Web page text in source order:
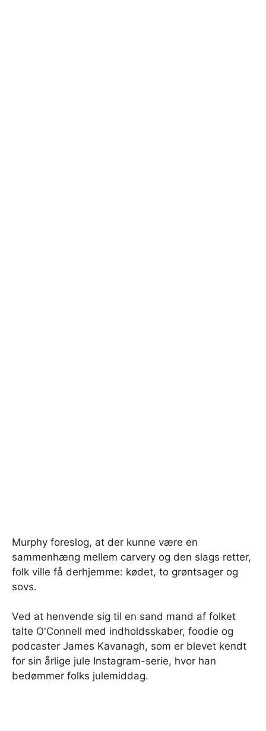
Murphy foreslog, at der kunne være en
sammenhæng mellem carvery og den slags retter,
folk ville få derhjemme: kødet, to grøntsager og
sovs.
Ved at henvende sig til en sand mand af folket
talte O'Connell med indholdsskaber, foodie og
podcaster James Kavanagh, som er blevet kendt
for sin årlige jule Instagram-serie, hvor han
bedømmer folks julemiddag.